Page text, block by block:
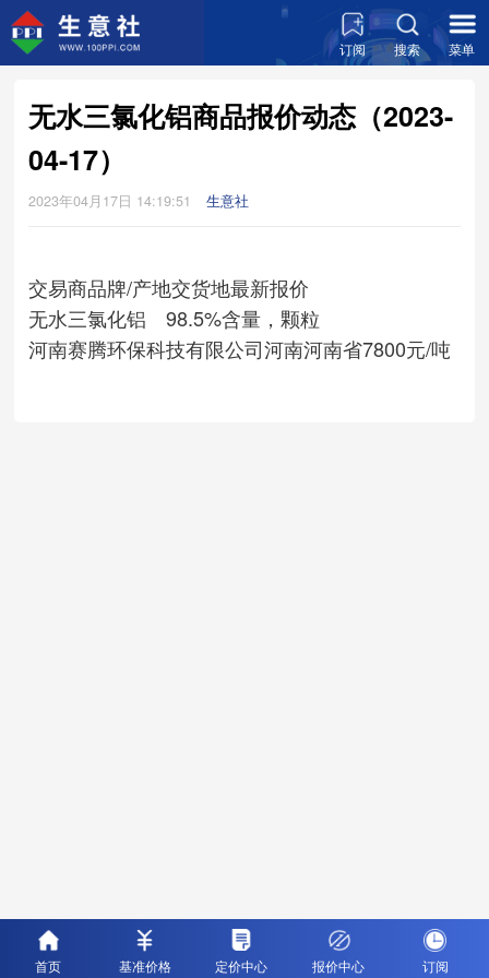
订阅 搜索 菜单
无水三氯化铝商品报价动态（2023-
04-17）
2023年04月17日 14:19:51 生意社
交易商品牌/产地交货地最新报价
无水三氯化铝 98.5%含量，颗粒
河南赛腾环保科技有限公司河南河南省7800元/吨
首页 基准价格 定价中心 报价中心 订阅